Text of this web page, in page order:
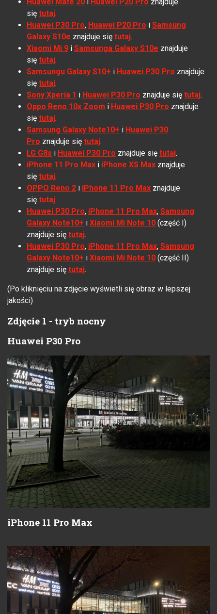
się tutaj.
Huawei P30 Pro, Huawei P20 Pro i Samsung
Galaxy S10e znajduje się tutaj.
Xiaomi Mi 9 i Samsunga Galaxy S10e znajduje
się tutaj.
Samsungu Galaxy S10+ i Huawei P30 Pro znajduje
się tutaj.
Sony Xperia 1 i Huawei P30 Pro znajduje się tutaj.
Oppo Reno 10x Zoom i Huawei P30 Pro znajduje
się tutaj.
Samsung Galaxy Note10+ i Huawei P30
Pro znajduje się tutaj.
LG G8s i Huawei P30 Pro znajduje się tutaj.
iPhone 11 Pro Max i iPhone XS Max znajduje
się tutaj.
OPPO Reno 2 i iPhone 11 Pro Max znajduje
się tutaj.
Huawei P30 Pro, iPhone 11 Pro Max, Samsung
Galaxy Note10+ i Xiaomi Mi Note 10 (część I)
znajduje się tutaj.
Huawei P30 Pro, iPhone 11 Pro Max, Samsung
Galaxy Note10+ i Xiaomi Mi Note 10 (część II)
znajduje się tutaj.
(Po kliknięciu na zdjęcie wyświetli się obraz w lepszej
jakości)
Zdjęcie 1 - tryb nocny
Huawei P30 Pro
iPhone 11 Pro Max